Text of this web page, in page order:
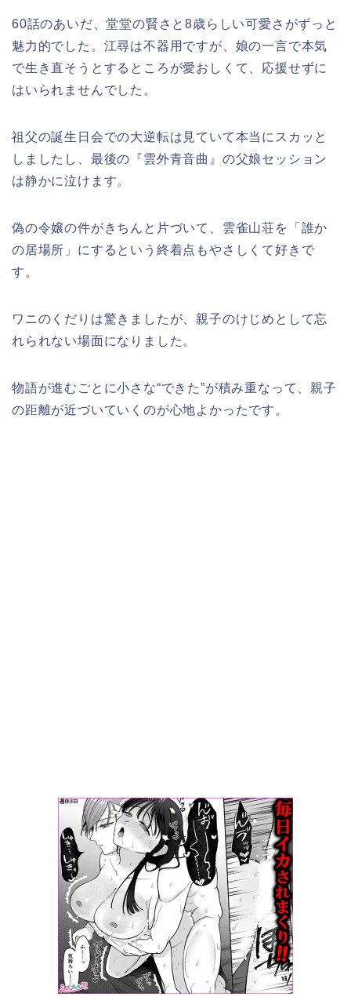
60話のあいだ、堂堂の賢さと8歳らしい可愛さがずっと
魅力的でした。江尋は不器用ですが、娘の一言で本気
で生き直そうとするところが愛おしくて、応援せずに
はいられませんでした。
祖父の誕生日会での大逆転は見ていて本当にスカッと
しましたし、最後の『雲外青音曲』の父娘セッション
は静かに泣けます。
偽の令嬢の件がきちんと片づいて、雲雀山荘を「誰か
の居場所」にするという終着点もやさしくて好きで
す。
ワニのくだりは驚きましたが、親子のけじめとして忘
れられない場面になりました。
物語が進むごとに小さな“できた”が積み重なって、親子
の距離が近づいていくのが心地よかったです。